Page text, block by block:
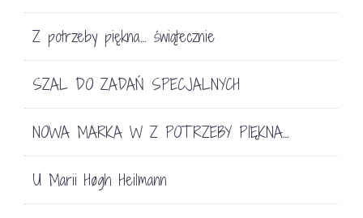
Z potrzeby piękna… świątecznie
SZAL DO ZADAŃ SPECJALNYCH
NOWA MARKA W Z POTRZEBY PIĘKNA…
U Marii Høgh Heilmann